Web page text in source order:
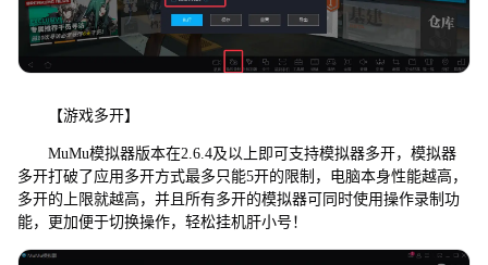
【游戏多开】
MuMu模拟器版本在2.6.4及以上即可支持模拟器多开，模拟器
多开打破了应用多开方式最多只能5开的限制，电脑本身性能越高，
多开的上限就越高，并且所有多开的模拟器可同时使用操作录制功
能，更加便于切换操作，轻松挂机肝小号！